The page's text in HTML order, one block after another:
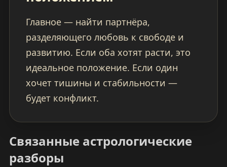
Главное — найти партнёра,
разделяющего любовь к свободе и
развитию. Если оба хотят расти, это
идеальное положение. Если один
хочет тишины и стабильности —
будет конфликт.
Связанные астрологические
разборы